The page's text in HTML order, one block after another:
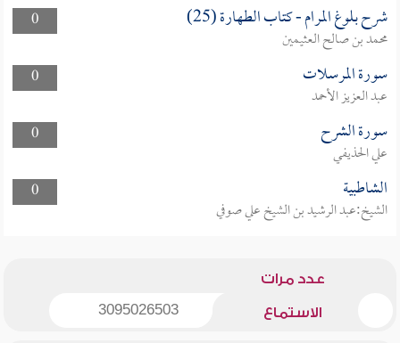
0
شرح بلوغ المرام - كتاب الطهارة (25)
محمد بن صالح العثيمين
0
سورة المرسلات
عبد العزيز الأحمد
0
سورة الشرح
علي الحذيفي
0
الشاطبية
الشيخ:عبد الرشيد بن الشيخ علي صوفي
عدد مرات
الاستماع 3095026503